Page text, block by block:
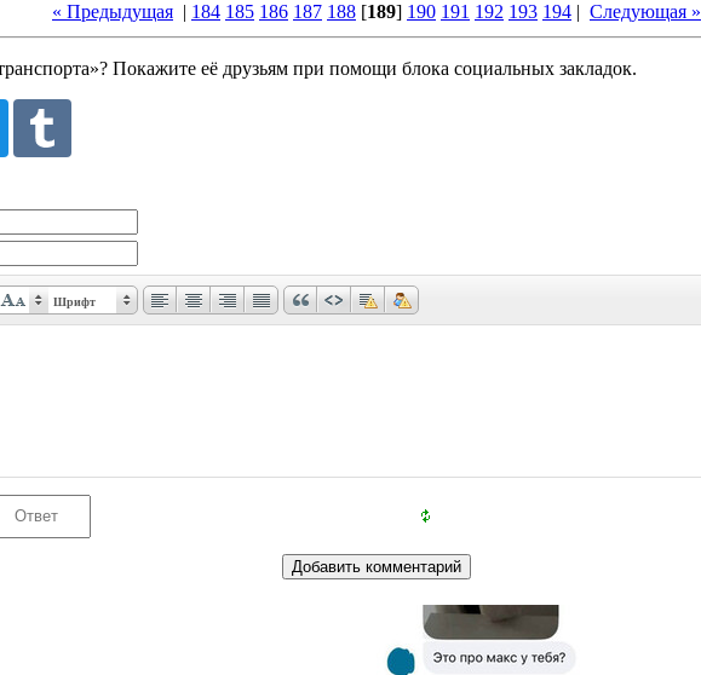
« Предыдущая | 184 185 186 187 188 [189] 190 191 192 193 194 | Следующая »
Покажите её друзьям при помощи блока социальных закладок.
Шрифт